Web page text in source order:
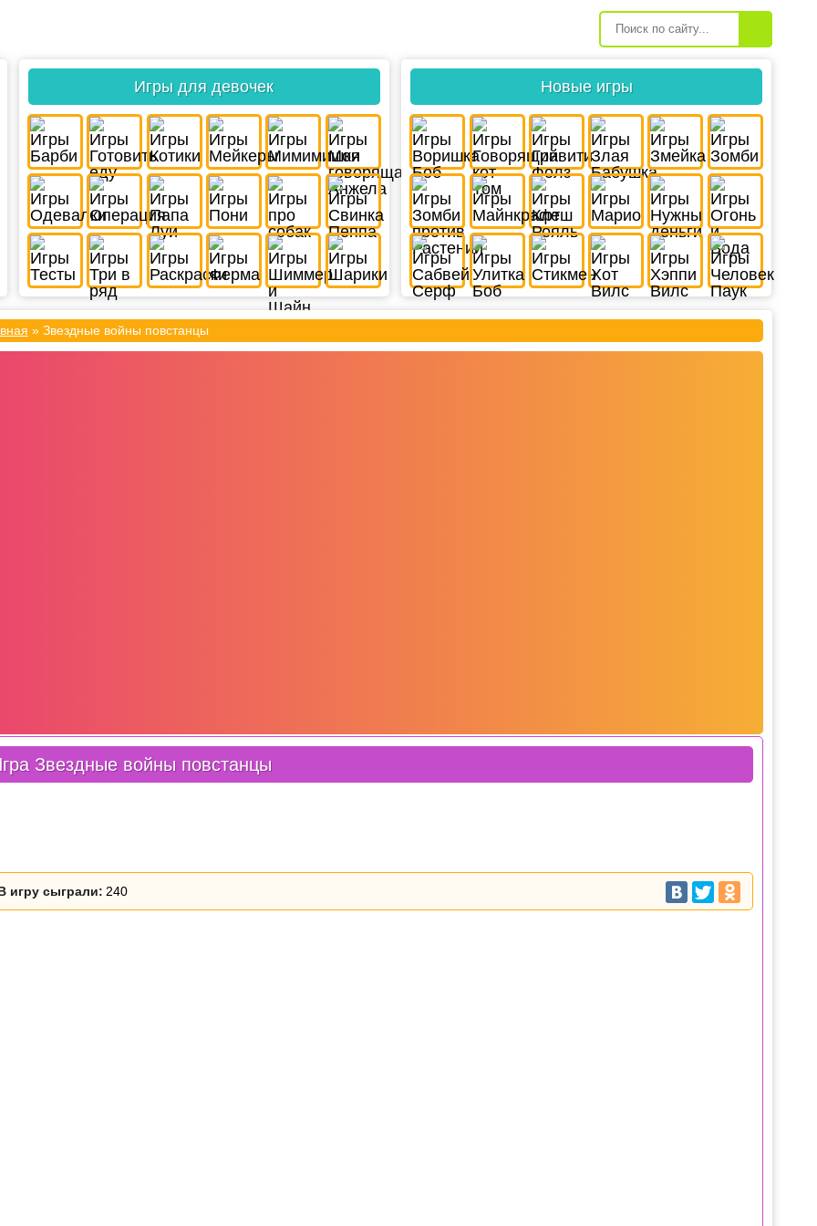
Игры для девочек Новые игры
» Звездные войны повстанцы
Звездные войны повстанцы
игру сыграли: 240